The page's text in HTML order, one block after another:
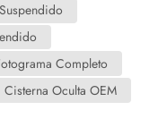
Completo
Cisterna Oculta OEM